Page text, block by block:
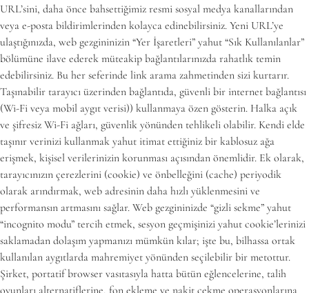
URL’sini, daha önce bahsettiğimiz resmi sosyal medya kanallarından
veya e-posta bildirimlerinden kolayca edinebilirsiniz. Yeni URL’ye
ulaştığınızda, web gezgininizin “Yer İşaretleri” yahut “Sık Kullanılanlar”
bölümüne ilave ederek müteakip bağlantılarınızda rahatlık temin
edebilirsiniz. Bu her seferinde link arama zahmetinden sizi kurtarır.
Taşınabilir tarayıcı üzerinden bağlantıda, güvenli bir internet bağlantısı
(Wi-Fi veya mobil aygıt verisi)) kullanmaya özen gösterin. Halka açık
ve şifresiz Wi-Fi ağları, güvenlik yönünden tehlikeli olabilir. Kendi elde
taşınır verinizi kullanmak yahut itimat ettiğiniz bir kablosuz ağa
erişmek, kişisel verilerinizin korunması açısından önemlidir. Ek olarak,
tarayıcınızın çerezlerini (cookie) ve önbelleğini (cache) periyodik
olarak arındırmak, web adresinin daha hızlı yüklenmesini ve
performansın artmasını sağlar. Web gezgininizde “gizli sekme” yahut
“incognito modu” tercih etmek, sesyon geçmişinizi yahut cookie’lerinizi
saklamadan dolaşım yapmanızı mümkün kılar; işte bu, bilhassa ortak
kullanılan aygıtlarda mahremiyet yönünden seçilebilir bir metottur.
Şirket, portatif browser vasıtasıyla hatta bütün eğlencelerine, talih
oyunları alternatiflerine, fon ekleme ve nakit çekme operasyonlarına